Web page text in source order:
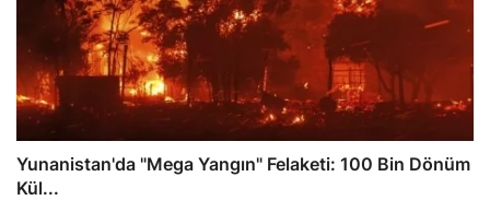
Yunanistan'da "Mega Yangın" Felaketi: 100 Bin Dönüm
Kül...